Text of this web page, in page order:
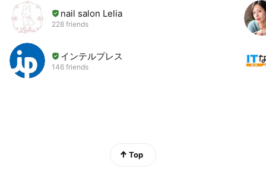
nail salon Lelia
228 friends
インテルプレス
146 friends
Top